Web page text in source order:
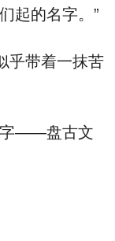
起的名字。”
乎带着一抹苦
字——盘古文